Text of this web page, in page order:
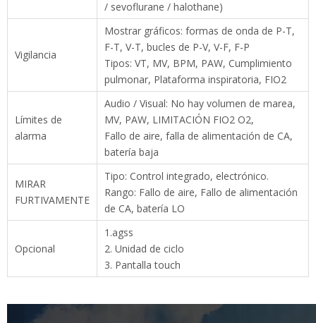
pulmonar, Plataforma inspiratoria, FIO2
alarma
Audio / Visual: No hay volumen de marea,
MV, PAW, LIMITACIÓN FIO2 O2,
Fallo de aire, falla de alimentación de CA,
batería baja
FURTIVAMENTE
Tipo: Control integrado, electrónico.
Rango: Fallo de aire, Fallo de alimentación de
CA, batería LO
1.agss
2. Unidad de ciclo
3. Pantalla touch